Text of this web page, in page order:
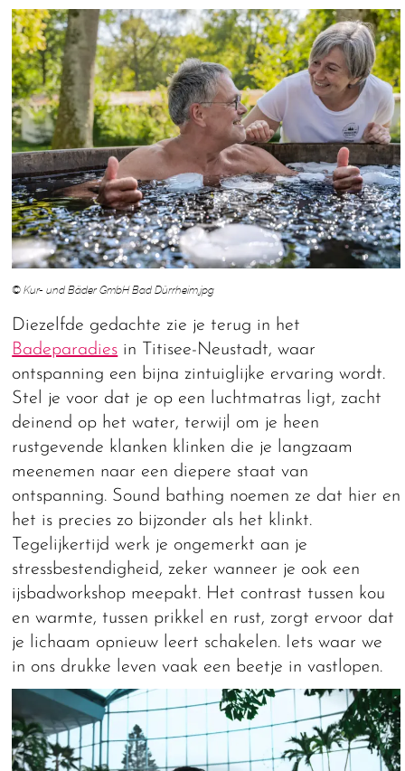
© Kur- und Bäder GmbH Bad Dürrheim.jpg
Diezelfde gedachte zie je terug in het
Badeparadies in Titisee-Neustadt, waar
ontspanning een bijna zintuiglijke ervaring wordt.
Stel je voor dat je op een luchtmatras ligt, zacht
deinend op het water, terwijl om je heen
rustgevende klanken klinken die je langzaam
meenemen naar een diepere staat van
ontspanning. Sound bathing noemen ze dat hier en
het is precies zo bijzonder als het klinkt.
Tegelijkertijd werk je ongemerkt aan je
stressbestendigheid, zeker wanneer je ook een
ijsbadworkshop meepakt. Het contrast tussen kou
en warmte, tussen prikkel en rust, zorgt ervoor dat
je lichaam opnieuw leert schakelen. Iets waar we
in ons drukke leven vaak een beetje in vastlopen.